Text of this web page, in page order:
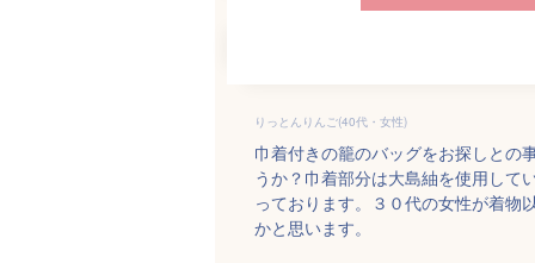
りっとんりんご(40代・女性)
巾着付きの籠のバッグをお探しとの
うか？巾着部分は大島紬を使用して
っております。３０代の女性が着物
かと思います。